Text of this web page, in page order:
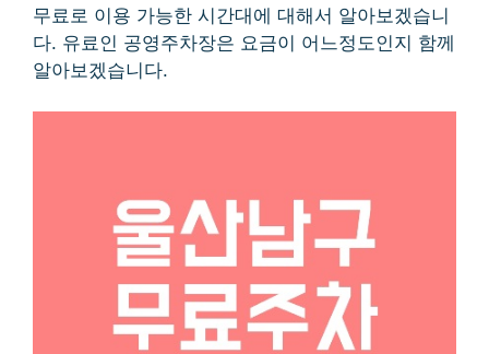
무료로 이용 가능한 시간대에 대해서 알아보겠습니
다. 유료인 공영주차장은 요금이 어느정도인지 함께
알아보겠습니다.